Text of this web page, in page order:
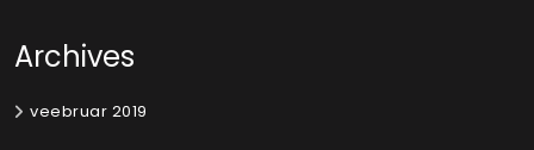
Archives
veebruar 2019